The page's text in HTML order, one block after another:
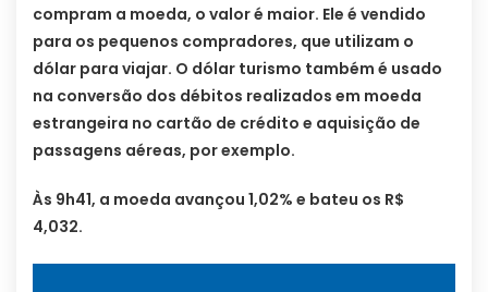
compram a moeda, o valor é maior. Ele é vendido
para os pequenos compradores, que utilizam o
dólar para viajar. O dólar turismo também é usado
na conversão dos débitos realizados em moeda
estrangeira no cartão de crédito e aquisição de
passagens aéreas, por exemplo.
Às 9h41, a moeda avançou 1,02% e bateu os R$
4,032.